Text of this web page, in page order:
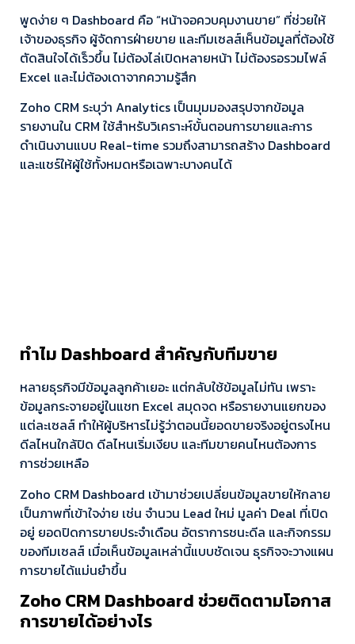
พูดง่าย ๆ Dashboard คือ “หน้าจอควบคุมงานขาย” ที่ช่วยให้
เจ้าของธุรกิจ ผู้จัดการฝ่ายขาย และทีมเซลส์เห็นข้อมูลที่ต้องใช้
ตัดสินใจได้เร็วขึ้น ไม่ต้องไล่เปิดหลายหน้า ไม่ต้องรอรวมไฟล์
Excel และไม่ต้องเดาจากความรู้สึก
Zoho CRM ระบุว่า Analytics เป็นมุมมองสรุปจากข้อมูล
รายงานใน CRM ใช้สำหรับวิเคราะห์ขั้นตอนการขายและการ
ดำเนินงานแบบ Real-time รวมถึงสามารถสร้าง Dashboard
และแชร์ให้ผู้ใช้ทั้งหมดหรือเฉพาะบางคนได้
ทำไม Dashboard สำคัญกับทีมขาย
หลายธุรกิจมีข้อมูลลูกค้าเยอะ แต่กลับใช้ข้อมูลไม่ทัน เพราะ
ข้อมูลกระจายอยู่ในแชท Excel สมุดจด หรือรายงานแยกของ
แต่ละเซลส์ ทำให้ผู้บริหารไม่รู้ว่าตอนนี้ยอดขายจริงอยู่ตรงไหน
ดีลไหนใกล้ปิด ดีลไหนเริ่มเงียบ และทีมขายคนไหนต้องการ
การช่วยเหลือ
Zoho CRM Dashboard เข้ามาช่วยเปลี่ยนข้อมูลขายให้กลาย
เป็นภาพที่เข้าใจง่าย เช่น จำนวน Lead ใหม่ มูลค่า Deal ที่เปิด
อยู่ ยอดปิดการขายประจำเดือน อัตราการชนะดีล และกิจกรรม
ของทีมเซลส์ เมื่อเห็นข้อมูลเหล่านี้แบบชัดเจน ธุรกิจจะวางแผน
การขายได้แม่นยำขึ้น
Zoho CRM Dashboard ช่วยติดตามโอกาส
การขายได้อย่างไร